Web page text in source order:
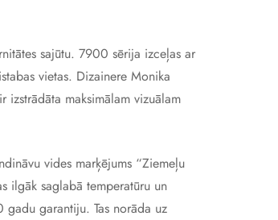
sajūtu. 7900 sērija izceļas ar
vietas. Dizainere Monika
izstrādāta maksimālam vizuālam
vides marķējums “Ziemeļu
ilgāk saglabā temperatūru un
gadu garantiju. Tas norāda uz